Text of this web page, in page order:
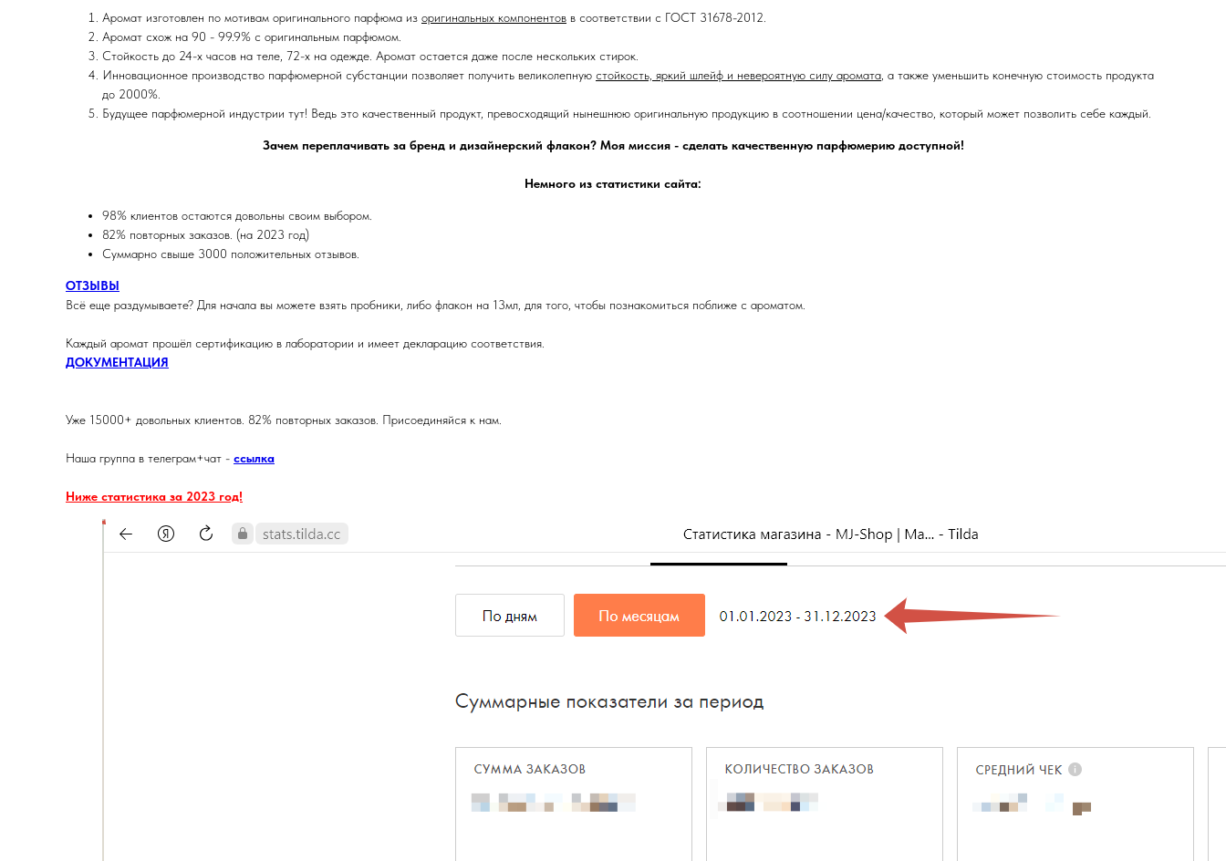
Аромат изготовлен по мотивам оригинального парфюма из оригинальных компонентов в соответствии с ГОСТ 31678-2012.
Аромат схож на 90 - 99.9% с оригинальным парфюмом.
Стойкость до 24-х часов на теле, 72-х на одежде. Аромат остается даже после нескольких стирок.
Инновационное производство парфюмерной субстанции позволяет получить великолепную стойкость, яркий шлейф и невероятную силу аромата , а также уменьшить конечную стоимость продукта
до 2000%.
Будущее парфюмерной индустрии тут! Ведь это качественный продукт, превосходящий нынешнюю оригинальную продукцию в соотношении цена/качество, который может позволить себе каждый.
Зачем переплачивать за бренд и дизайнерский флакон? Моя миссия - сделать качественную парфюмерию доступной!
Немного из статистики сайта:
98% клиентов остаются довольны своим выбором.
82% повторных заказов. (на 2023 год)
Суммарно свыше 3000 положительных отзывов.
ОТЗЫВЫ
Всё еще раздумываете? Для начала вы можете взять пробники, либо флакон на 13мл, для того, чтобы познакомиться поближе с ароматом.
Каждый аромат прошёл сертификацию в лаборатории и имеет декларацию соответствия.
ДОКУМЕНТАЦИЯ
Уже 15000+ довольных клиентов. 82% повторных заказов. Присоединяйся к нам.
Наша группа в телеграм+чат - ссылка
Ниже статистика за 2023 год!